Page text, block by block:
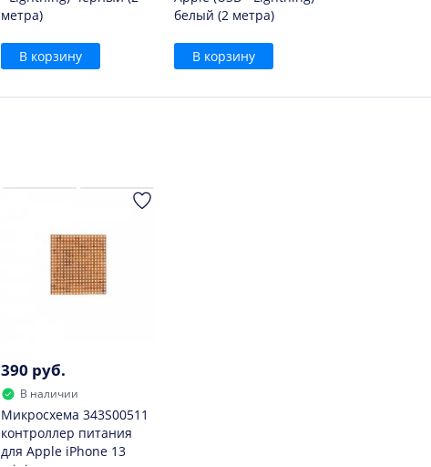
метра)
В корзину
белый (2 метра)
В корзину
390 руб.
В наличии
Микросхема 343S00511
контроллер питания
для Apple iPhone 13